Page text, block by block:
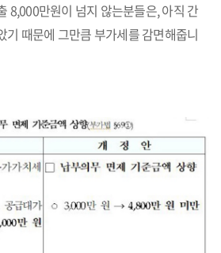
8,000만원이 넘지 않는분들은, 아직 간
기 때문에 그만큼 부가세를 감면해줍니